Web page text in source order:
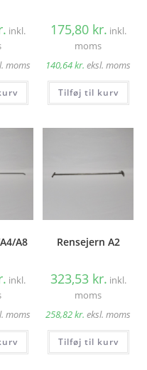
inkl.
moms
175,80 kr. inkl.
moms
140,64kr. eksl. moms
Tilføj til kurv
A8
inkl.
moms
Rensejern A2
323,53 kr. inkl.
moms
258,82kr. eksl. moms
Tilføj til kurv